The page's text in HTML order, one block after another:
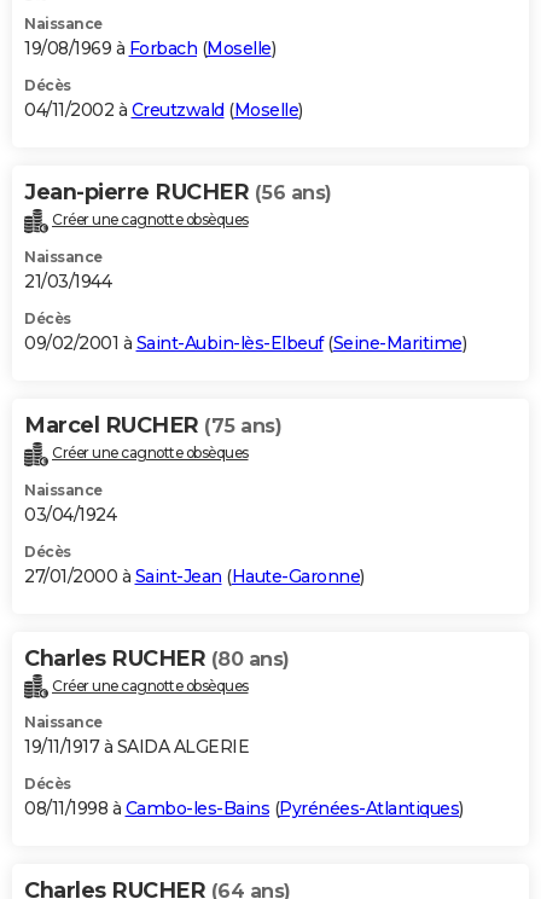
Naissance
19/08/1969 à Forbach (Moselle)
Décès
04/11/2002 à Creutzwald (Moselle)
Jean-pierre RUCHER (56 ans)
Créer une cagnotte obsèques
Naissance
21/03/1944
Décès
09/02/2001 à Saint-Aubin-lès-Elbeuf(Seine-Maritime)
Marcel RUCHER (75 ans)
Créer une cagnotte obsèques
Naissance
03/04/1924
Décès
27/01/2000 à Saint-Jean (Haute-Garonne)
Charles RUCHER (80 ans)
Créer une cagnotte obsèques
Naissance
19/11/1917 à SAIDA ALGERIE
Décès
08/11/1998 à Cambo-les-Bains (Pyrénées-Atlantiques)
Charles RUCHER (64 ans)